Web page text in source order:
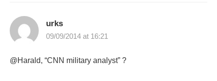
urks
09/09/2014 at 16:21
@Harald, “CNN military analyst” ?